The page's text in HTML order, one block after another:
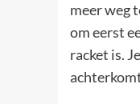
meer weg
om eerst
racket is.